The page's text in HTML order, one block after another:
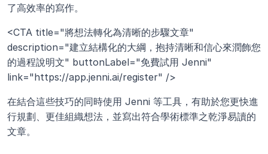
了高效率的寫作。
<CTA title="將想法轉化為清晰的步驟文章"
description="建立結構化的大綱，抱持清晰和信心來潤飾您
的過程說明文" buttonLabel="免費試用 Jenni"
link="https://app.jenni.ai/register" />
在結合這些技巧的同時使用 Jenni 等工具，有助於您更快進
行規劃、更佳組織想法，並寫出符合學術標準之乾淨易讀的
文章。